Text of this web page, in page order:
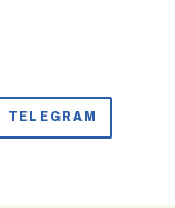
TELEGRAM